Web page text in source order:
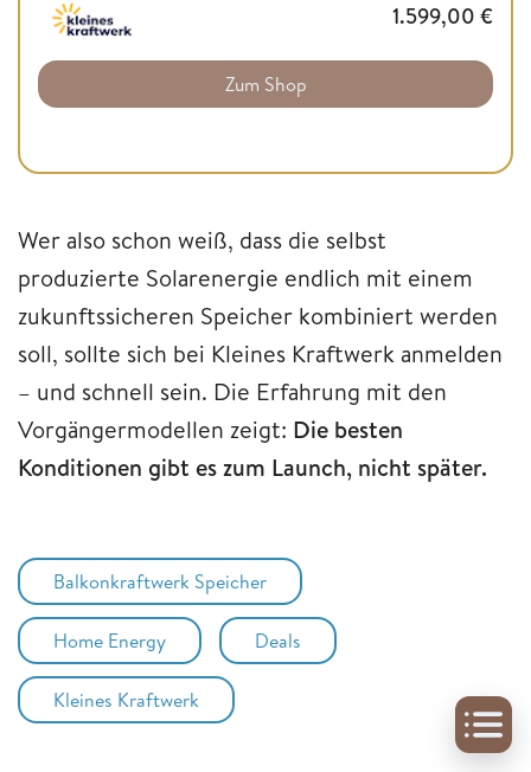
1.599,00 €
Zum Shop
Wer also schon weiß, dass die selbst
produzierte Solarenergie endlich mit einem
zukunftssicheren Speicher kombiniert werden
soll, sollte sich bei Kleines Kraftwerk anmelden
– und schnell sein. Die Erfahrung mit den
Vorgängermodellen zeigt: Die besten
Konditionen gibt es zum Launch, nicht später.
Balkonkraftwerk Speicher
Home Energy Deals
Kleines Kraftwerk